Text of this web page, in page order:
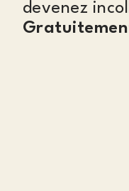
devenez